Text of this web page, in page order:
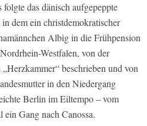
das dänisch aufgepeppte
dem ein christdemokratischer
Albig in die Frühpension
Westfalen, von der
beschrieben und von
in den Niedergang
Berlin im Eiltempo – vom
Gang nach Canossa.